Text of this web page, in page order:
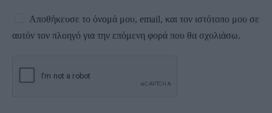
Αποθήκευσε το όνομά μου, email, και τον ιστότοπο μου σε
αυτόν τον πλοηγό για την επόμενη φορά που θα σχολιάσω.